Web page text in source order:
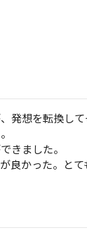
発想を転換
きました。
良かった。とて